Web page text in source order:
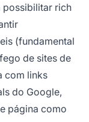
possibilitar rich
(fundamental
de sites de
com links
do Google,
página como